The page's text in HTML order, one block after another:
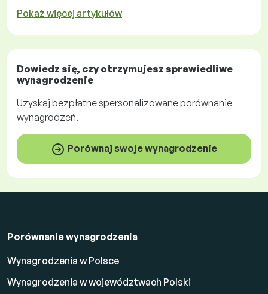
Pokaż więcej artykułów
Dowiedz się, czy otrzymujesz sprawiedliwe
wynagrodzenie
Uzyskaj bezpłatnespersonalizowane porównanie
wynagrodzeń.
Porównaj swoje wynagrodzenie
Porównanie wynagrodzenia
Wynagrodzenia w Polsce
Wynagrodzenia w województwach Polski